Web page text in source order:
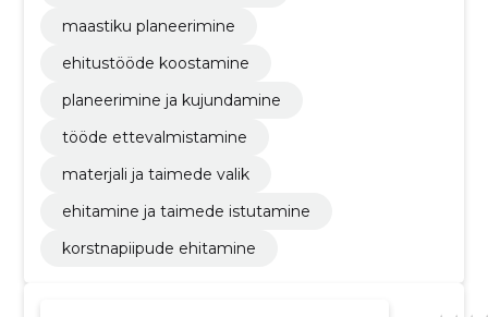
maastiku planeerimine
ehitustööde koostamine
planeerimine ja kujundamine
tööde ettevalmistamine
materjali ja taimede valik
ehitamine ja taimede istutamine
korstnapiipude ehitamine